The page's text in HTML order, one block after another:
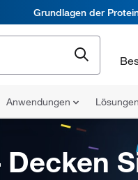
Grundlagen der
Anwendungen